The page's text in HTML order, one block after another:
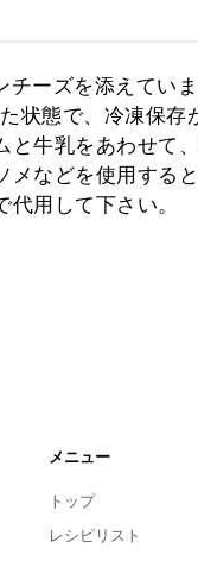
ーズを添えていま
態で、冷凍保存
牛乳をあわせて
などを使用すると
用して下さい。
メニュー
トップ
レシピリスト